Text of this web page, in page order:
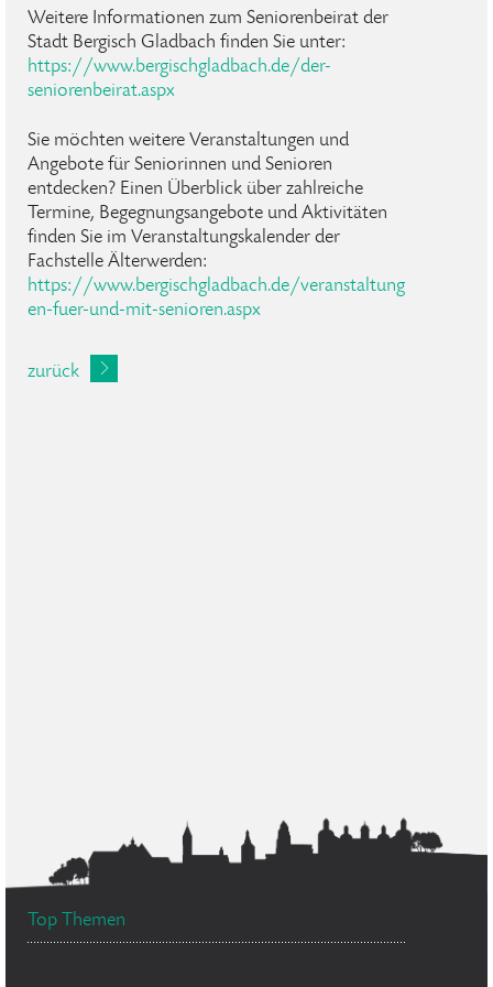
Weitere Informationen zum Seniorenbeirat der
Stadt Bergisch Gladbach finden Sie unter:
https://www.bergischgladbach.de/der-
seniorenbeirat.aspx
Sie möchten weitere Veranstaltungen und
Angebote für Seniorinnen und Senioren
entdecken? Einen Überblick über zahlreiche
Termine, Begegnungsangebote und Aktivitäten
finden Sie im Veranstaltungskalender der
Fachstelle Älterwerden:
https://www.bergischgladbach.de/veranstaltung
en-fuer-und-mit-senioren.aspx
zurück
Top Themen